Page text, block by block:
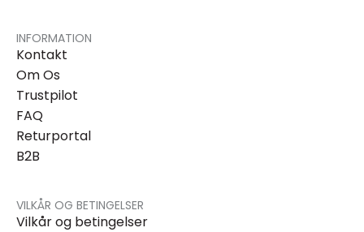
INFORMATION
Kontakt
Om Os
Trustpilot
FAQ
Returportal
B2B
VILKÅR OG BETINGELSER
Vilkår og betingelser